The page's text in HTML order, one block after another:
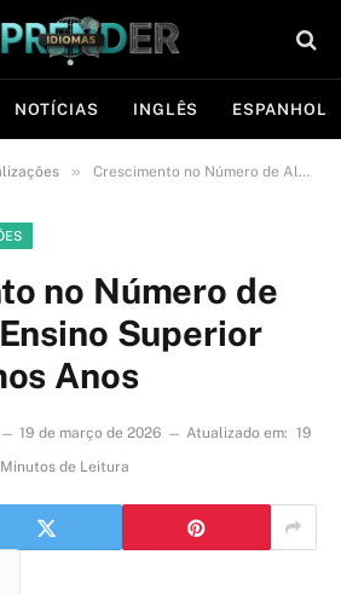
NOTÍCIAS INGLÊS ESPANHOL
» Crescimento no Número de Alunos de Ensino Superior nos Próximos Anos
no Número de
Superior
Anos
19 de março de 2026 Atualizado em: 19
de Leitura